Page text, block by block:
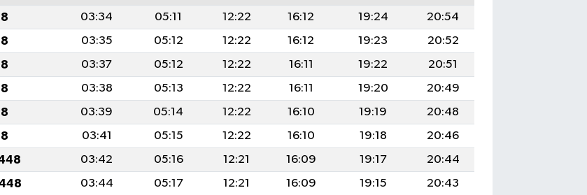
03:34 05:11 12:22 16:12 19:24
20:54
03:35 05:12 12:22 16:12 19:23
20:52
03:37 05:12 12:22 16:11 19:22
20:51
03:38 05:13 12:22 16:11 19:20
20:49
03:39 05:14 12:22 16:10 19:19
20:48
03:41 05:15 12:22 16:10 19:18
20:46
03:42 05:16 12:21 16:09 19:17
20:44
03:44 05:17 12:21 16:09 19:15
20:43